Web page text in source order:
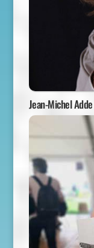
Jean-Michel Adde